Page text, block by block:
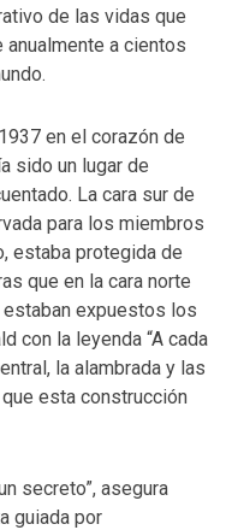
de las vidas que
a cientos
en el corazón de
sido un lugar de
La cara sur de
para los miembros
estaba protegida de
que en la cara norte
expuestos los
con la leyenda “A cada
la alambrada y las
esta construcción
secreto”, asegura
guiada por